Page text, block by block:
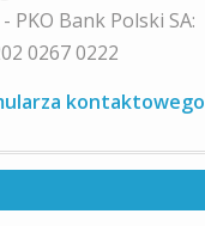
Bank Polski SA:
0267 0222
kontaktowego